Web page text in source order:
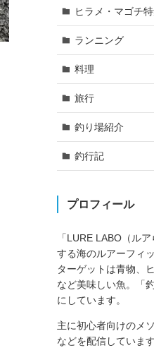
ヒラメ・マゴチ
ランニング
料理
旅行
釣り場紹介
釣行記
プロフィール
「LURE LABO（ル
する海のルアーフィ
ターゲットは青物、
など美味しい魚。「
にしています。
主に初心者向けのメ
などを配信しています